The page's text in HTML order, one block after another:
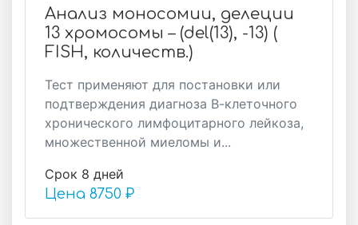
Анализ моносомии, делеции
13 хромосомы – (del(13), -13) (
FISH, количеств.)
Тест применяют для постановки или
подтверждения диагноза В-клеточного
хронического лимфоцитарного лейкоза,
множественной миеломы и...
Срок 8 дней
Цена 8750 ₽